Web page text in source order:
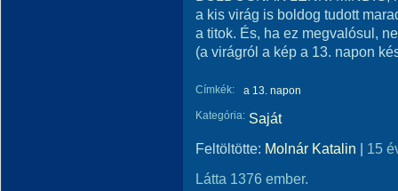
a kis virág is boldog tudott
a titok. És, ha ez megvalósul,
(a virágról a kép a 13. napon
Címkék:
a 13. napon
Kategória: Saját
Feltöltötte: Molnár Katalin | 15
Látta 1376 ember.